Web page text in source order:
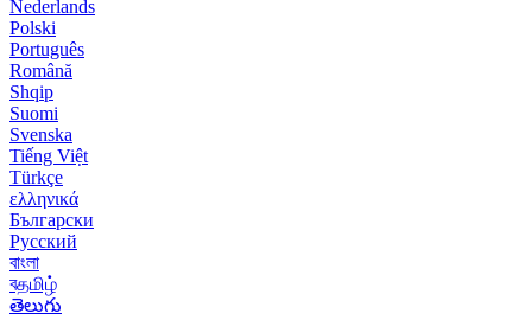
Nederlands
Polski
Português
Română
Shqip
Suomi
Svenska
Tiếng Việt
Türkçe
ελληνικά
Български
Русский
বাংলা
বதமிழ்
తెలుగు